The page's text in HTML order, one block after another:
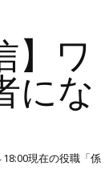
】ワ
にな
現在の役職「係